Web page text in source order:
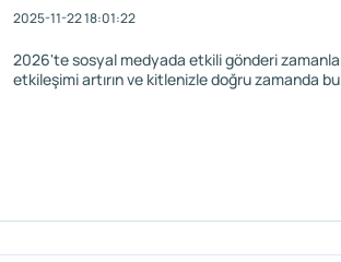
2025-11-22 18:01:22
2026'te sosyal medyada etkili gönderi
etkileşimi artırın ve kitlenizle doğru zamanda